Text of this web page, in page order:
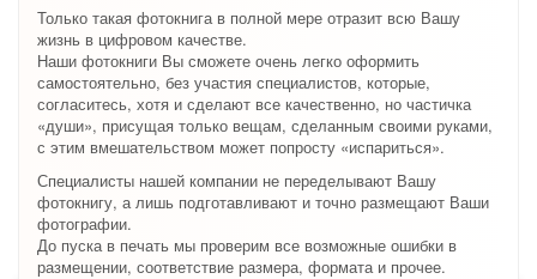
Только такая фотокнига в полной мере отразит всю Вашу
жизнь в цифровом качестве.
Наши фотокниги Вы сможете очень легко оформить
самостоятельно, без участия специалистов, которые,
согласитесь, хотя и сделают все качественно, но частичка
«души», присущая только вещам, сделанным своими руками,
с этим вмешательством может попросту «испариться».
Специалисты нашей компании не переделывают Вашу
фотокнигу, а лишь подготавливают и точно размещают Ваши
фотографии.
До пуска в печать мы проверим все возможные ошибки в
размещении, соответствие размера, формата и прочее.